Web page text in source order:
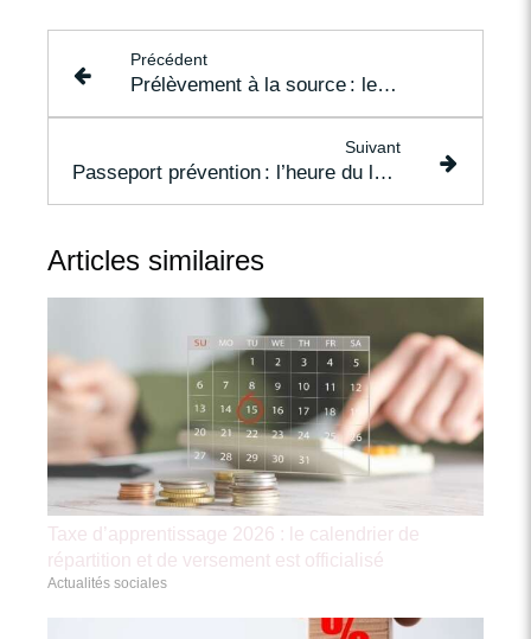
Précédent
Prélèvement à la source : les nouveaux taux neutres dévoilés !
Suivant
Passeport prévention : l’heure du lancement
Articles similaires
Taxe d’apprentissage 2026 : le calendrier de
répartition et de versement est officialisé
Actualités sociales